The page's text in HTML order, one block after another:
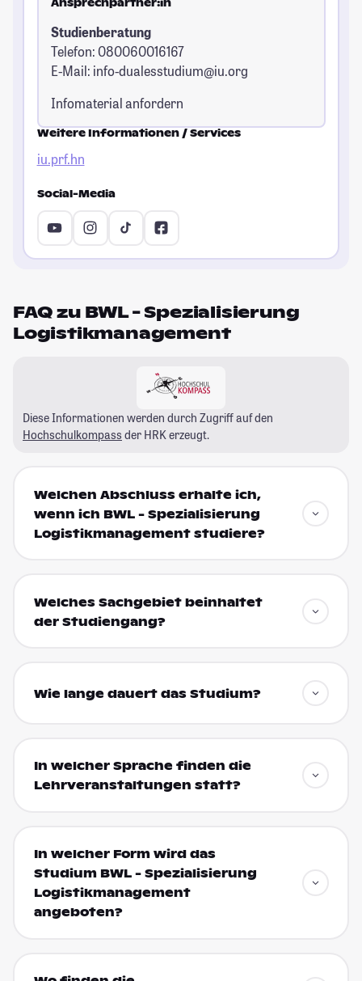
Ansprechpartner:in
Studienberatung
Telefon: 080060016167
E-Mail: info-dualesstudium@iu.org
Infomaterial anfordern
Weitere Informationen / Services
iu.prf.hn
Social-Media
FAQ zu BWL - Spezialisierung
Logistikmanagement
Diese Informationen werden durch Zugriff auf den
Hochschulkompass der HRK erzeugt.
Welchen Abschluss erhalte ich,
wenn ich BWL - Spezialisierung
Logistikmanagement studiere?
Welches Sachgebiet beinhaltet
der Studiengang?
Wie lange dauert das Studium?
In welcher Sprache finden die
Lehrveranstaltungen statt?
In welcher Form wird das
Studium BWL - Spezialisierung
Logistikmanagement
angeboten?